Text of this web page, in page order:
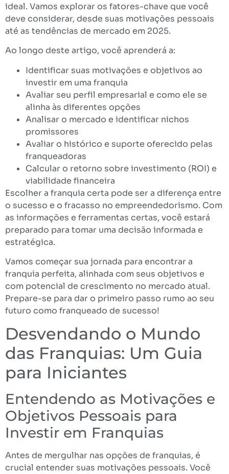
ideal. Vamos explorar os fatores-chave que você
deve considerar, desde suas motivações pessoais
até as tendências de mercado em 2025.
Ao longo deste artigo, você aprenderá a:
Identificar suas motivações e objetivos ao
investir em uma franquia
Avaliar seu perfil empresarial e como ele se
alinha às diferentes opções
Analisar o mercado e identificar nichos
promissores
Avaliar o histórico e suporte oferecido pelas
franqueadoras
Calcular o retorno sobre investimento (ROI) e
viabilidade financeira
Escolher a franquia certa pode ser a diferença entre
o sucesso e o fracasso no empreendedorismo. Com
as informações e ferramentas certas, você estará
preparado para tomar uma decisão informada e
estratégica.
Vamos começar sua jornada para encontrar a
franquia perfeita, alinhada com seus objetivos e
com potencial de crescimento no mercado atual.
Prepare-se para dar o primeiro passo rumo ao seu
futuro como franqueado de sucesso!
Desvendando o Mundo
das Franquias: Um Guia
para Iniciantes
Entendendo as Motivações e
Objetivos Pessoais para
Investir em Franquias
Antes de mergulhar nas opções de franquias, é
crucial entender suas motivações pessoais. Você